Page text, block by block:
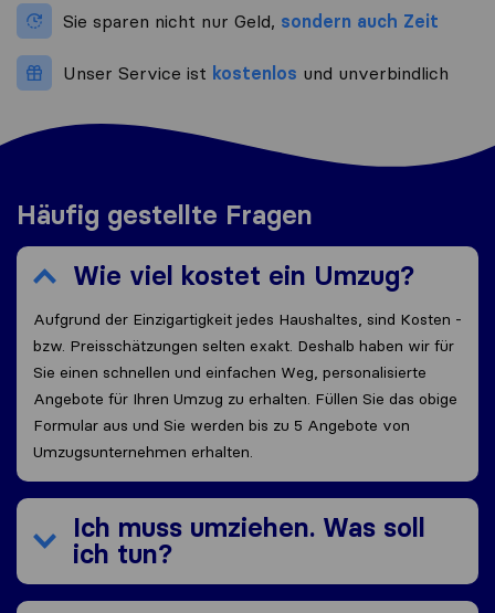
Sie sparen nicht nur Geld, sondern auch Zeit
Unser Service ist kostenlos und unverbindlich
Häufig gestellte Fragen
Wie viel kostet ein Umzug?
Aufgrund der Einzigartigkeit jedes Haushaltes, sind Kosten -
bzw. Preisschätzungen selten exakt. Deshalb haben wir für
Sie einen schnellen und einfachen Weg, personalisierte
Angebote für Ihren Umzug zu erhalten. Füllen Sie das obige
Formular aus und Sie werden bis zu 5 Angebote von
Umzugsunternehmen erhalten.
Ich muss umziehen. Was soll
ich tun?